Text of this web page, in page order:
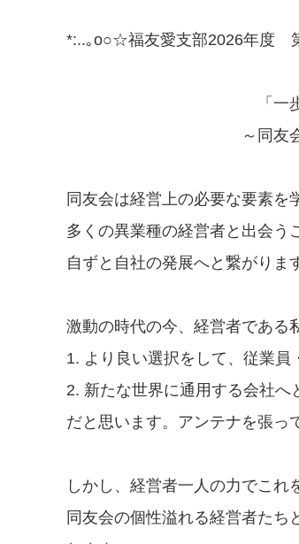
*:..｡o○☆福友愛支部2026年度
「一歩ふみ出そう
～同友会理念浸透、
同友会は経営上の必要な要素を
多くの異業種の経営者と出会う
自ずと自社の発展へと繋がりま
激動の時代の今、経営者であ
1. より良い選択をして、従業員
2. 新たな世界に通用する会社へ
だと思います。アンテナを張っ
しかし、経営者一人の力でこれ
同友会の個性溢れる経営者た